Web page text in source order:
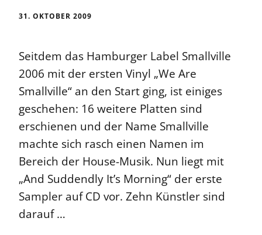
31. OKTOBER 2009
Seitdem das Hamburger Label Smallville
2006 mit der ersten Vinyl „We Are
Smallville“ an den Start ging, ist einiges
geschehen: 16 weitere Platten sind
erschienen und der Name Smallville
machte sich rasch einen Namen im
Bereich der House-Musik. Nun liegt mit
„And Suddendly It’s Morning“ der erste
Sampler auf CD vor. Zehn Künstler sind
darauf …